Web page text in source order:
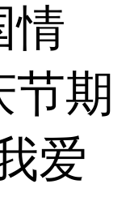
情
节期
爱